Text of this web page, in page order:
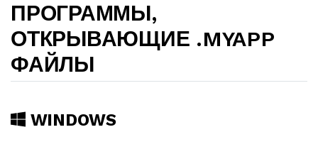
ПРОГРАММЫ,
ОТКРЫВАЮЩИЕ .MYAPP
ФАЙЛЫ
WINDOWS